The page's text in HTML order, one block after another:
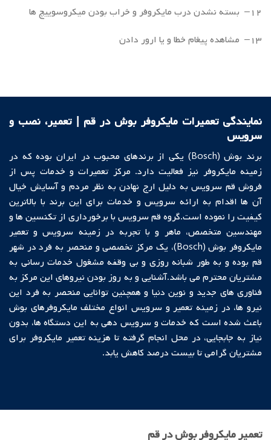
۱۲– بسته نشدن درب مایکروفر و خراب بودن میکروسوییچ ها
۱۳– مشاهده پیغام خطا و یا ارور دادن
نمایندگی تعمیرات مایکروفر بوش در قم | تعمیر، نصب و
سرویس
برند بوش (Bosch) یکی از برندهای محبوب در ایران بوده که در
زمینه مایکروفر نیز فعالیت دارد. مرکز تعمیرات و خدمات پس از
فروشقم سرویسبه دلیل ارج نهادن به نظر مردم و آسایش خیال
آن ها اقدام به ارائه سرویس و خدمات برای این برند با بالاترین
کیفیت را نموده است.گروه قم سرویس با برخورداری از تکنسین ها و
مهندسین متخصص، ماهر و با تجربه در زمینه سرویس و تعمیر
مایکروفر بوش (Bosch)، یک مرکز تخصصی و منحصر به فرد در شهر
قم بوده و به طور شبانه روزی و بی وقفه مشغول خدمات رسانی به
مشتریان محترم می باشد.آشنایی و به روز بودن نیروهای این مرکز به
فناوری های جدید و نوین دنیا و همچنین توانایی منحصر به فرد این
نیرو ها، در زمینه تعمیر و سرویس انواع مختلف مایکروفرهای بوش
باعث شده است که خدمات و سرویس دهی به این دستگاه ها، بدون
نیاز به جابجایی، در محل انجام گرفته تا هزینه تعمیر مایکروفر برای
مشتریان گرامی تا بیست درصد کاهش یابد.
تعمیر مایکروفر بوش در قم